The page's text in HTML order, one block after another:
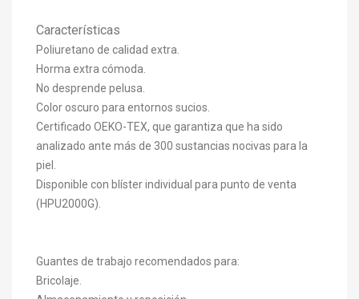
Características
Poliuretano de calidad extra.
Horma extra cómoda.
No desprende pelusa.
Color oscuro para entornos sucios.
Certificado OEKO-TEX, que garantiza que ha sido
analizado ante más de 300 sustancias nocivas para la
piel.
Disponible con blíster individual para punto de venta
(HPU2000G).
Guantes de trabajo recomendados para:
Bricolaje.